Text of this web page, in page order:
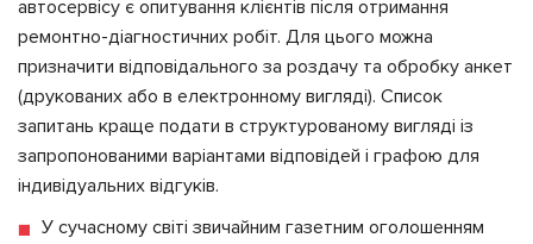
автосервісу є опитування клієнтів після отримання
ремонтно-діагностичних робіт. Для цього можна
призначити відповідального за роздачу та обробку анкет
(друкованих або в електронному вигляді). Список
запитань краще подати в структурованому вигляді із
запропонованими варіантами відповідей і графою для
індивідуальних відгуків.
У сучасному світі звичайним газетним оголошенням